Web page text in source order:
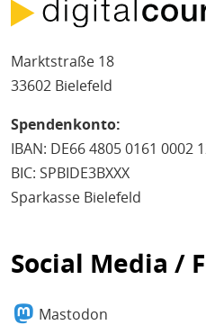
Marktstraße 18
33602 Bielefeld
Spendenkonto:
IBAN: DE66 4805 0161 0002
BIC: SPBIDE3BXXX
Sparkasse Bielefeld
Social Media /
Mastodon